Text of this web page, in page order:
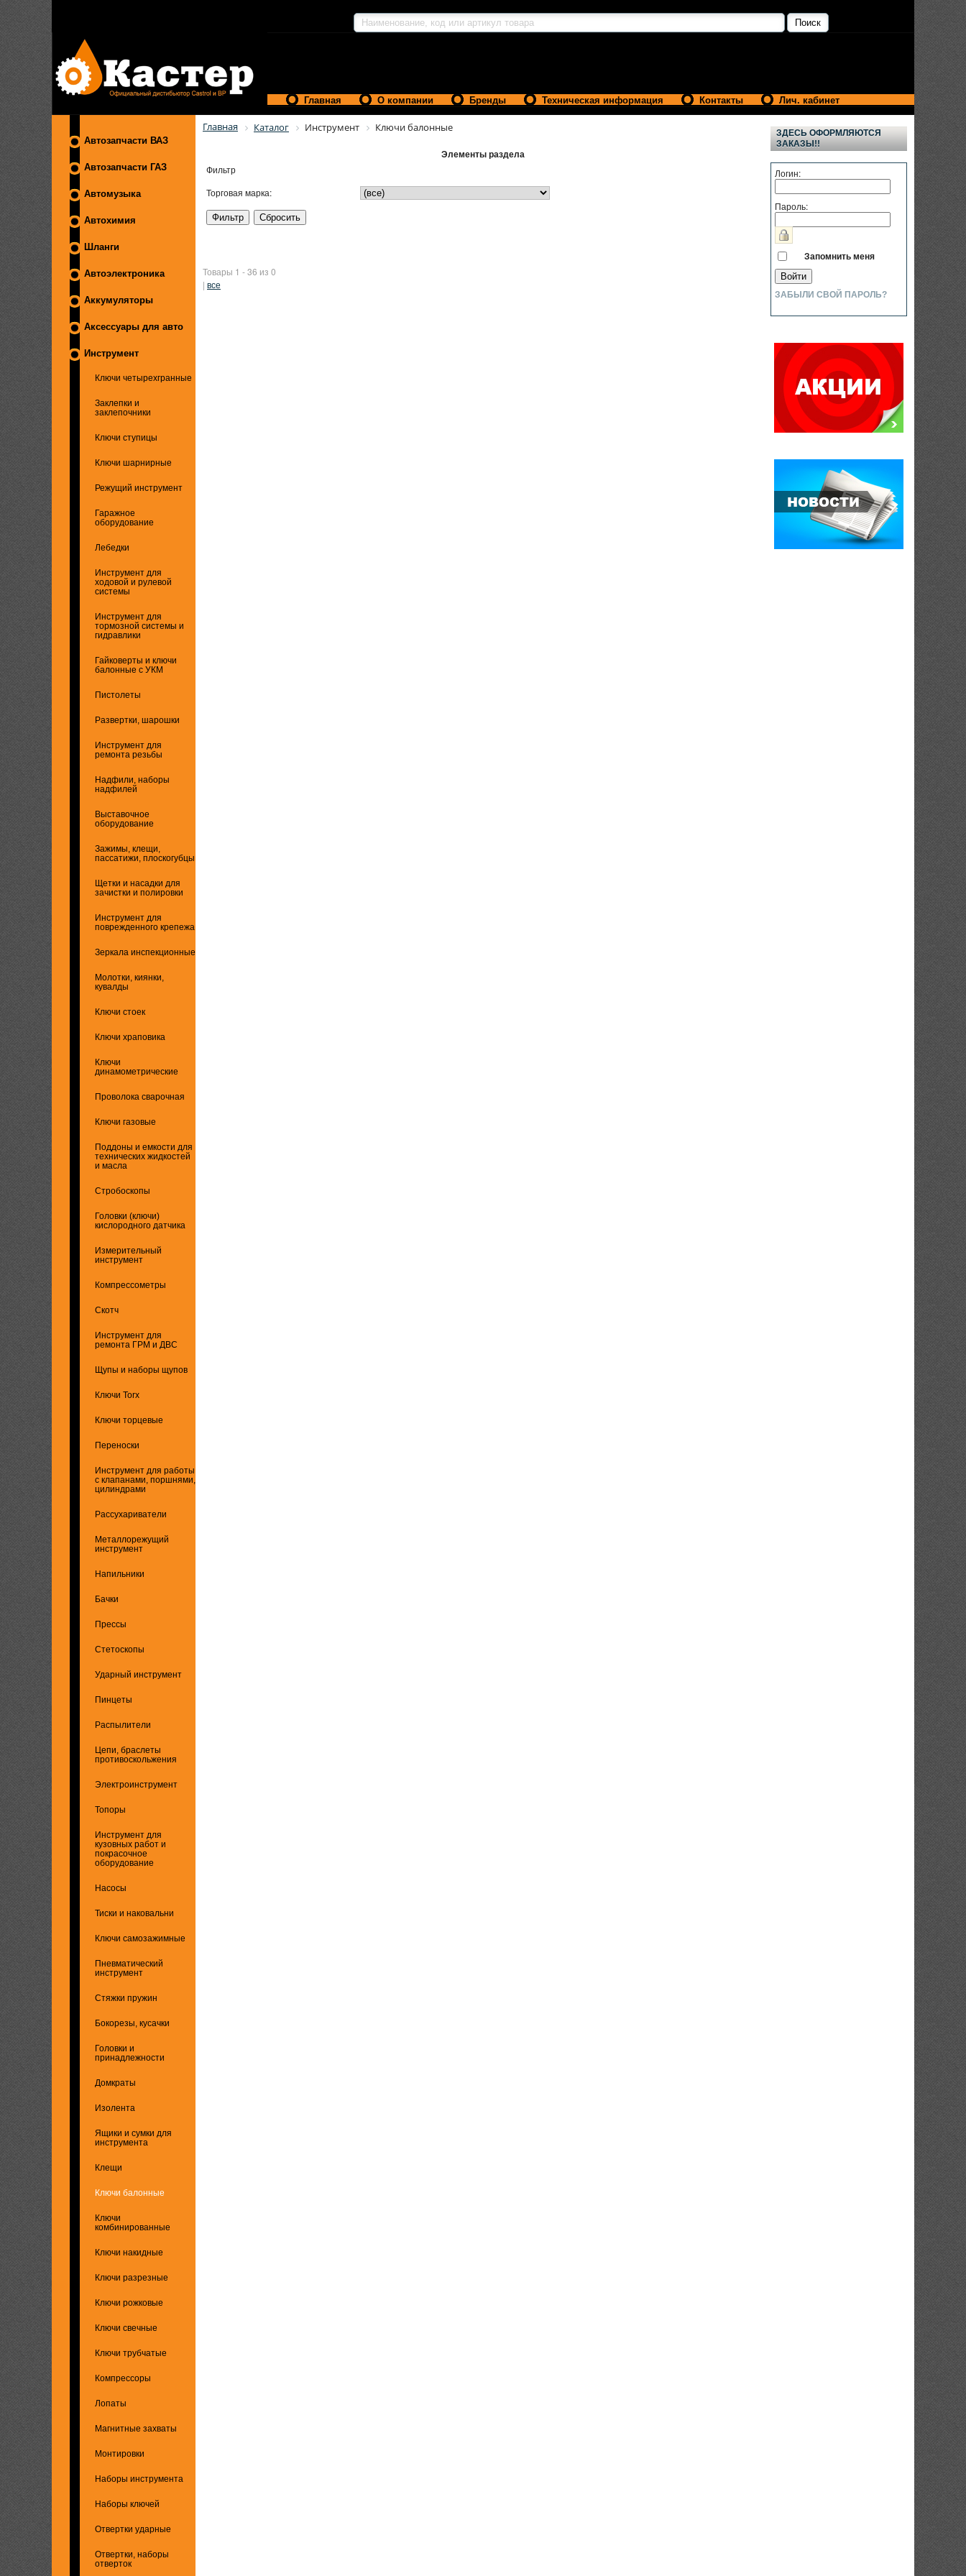
Главная О компании Бренды Техническая информация Контакты Лич. кабинет
Автозапчасти ВАЗ
Автозапчасти ГАЗ
Автомузыка
Автохимия
Шланги
Автоэлектроника
Аккумуляторы
Аксессуары для авто
Инструмент
Ключи четырехгранные
Заклепки и
заклепочники
Ключи ступицы
Ключи шарнирные
Режущий инструмент
Гаражное
оборудование
Лебедки
Инструмент для
ходовой и рулевой
системы
Инструмент для
тормозной системы и
гидравлики
Гайковерты и ключи
балонные с УКМ
Пистолеты
Развертки, шарошки
Инструмент для
ремонта резьбы
Надфили, наборы
надфилей
Выставочное
оборудование
Зажимы, клещи,
пассатижи, плоскогубцы
Щетки и насадки для
зачистки и полировки
Инструмент для
поврежденного крепежа
Зеркала инспекционные
Молотки, киянки,
кувалды
Ключи стоек
Ключи храповика
Ключи
динамометрические
Проволока сварочная
Ключи газовые
Поддоны и емкости для
технических жидкостей
и масла
Стробоскопы
Головки (ключи)
кислородного датчика
Измерительный
инструмент
Компрессометры
Скотч
Инструмент для
ремонта ГРМ и ДВС
Щупы и наборы щупов
Ключи Torx
Ключи торцевые
Переноски
Инструмент для работы
с клапанами, поршнями,
цилиндрами
Рассухариватели
Металлорежущий
инструмент
Напильники
Бачки
Прессы
Стетоскопы
Ударный инструмент
Пинцеты
Распылители
Цепи, браслеты
противоскольжения
Электроинструмент
Топоры
Инструмент для
кузовных работ и
покрасочное
оборудование
Насосы
Тиски и наковальни
Ключи самозажимные
Пневматический
инструмент
Стяжки пружин
Бокорезы, кусачки
Головки и
принадлежности
Домкраты
Изолента
Ящики и сумки для
инструмента
Клещи
Ключи балонные
Ключи
комбинированные
Ключи накидные
Ключи разрезные
Ключи рожковые
Ключи свечные
Ключи трубчатые
Компрессоры
Лопаты
Магнитные захваты
Монтировки
Наборы инструмента
Наборы ключей
Отвертки ударные
Отвертки, наборы
отверток
Главная Каталог Инструмент Ключи балонные
Элементы раздела
Фильтр
Торговая марка:
Товары 1 - 36 из 0
| все
ЗДЕСЬ ОФОРМЛЯЮТСЯ
ЗАКАЗЫ!!
Логин:
Пароль:
Запомнить меня
ЗАБЫЛИ СВОЙ ПАРОЛЬ?